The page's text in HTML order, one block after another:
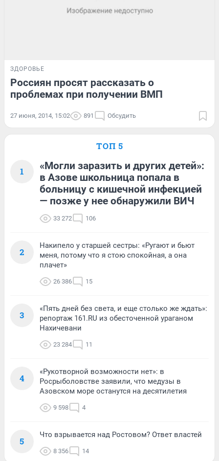
ЗДОРОВЬЕ
Россиян просят рассказать о
проблемах при получении ВМП
27 июня, 2014, 15:02 891 Обсудить
ТОП 5
1
«Могли заразить и других детей»:
в Азове школьница попала в
больницу с кишечной инфекцией
— позже у нее обнаружили ВИЧ
33 272 106
2
Накипело у старшей сестры: «Ругают и бьют
меня, потому что я стою спокойная, а она
плачет»
26 386 15
3
«Пять дней без света, и еще столько же ждать»:
репортаж 161.RU из обесточенной ураганом
Нахичевани
23 284 11
4
«Рукотворной возможности нет»: в
Росрыболовстве заявили, что медузы в
Азовском море останутся на десятилетия
9 598 4
5
Что взрывается над Ростовом? Ответ властей
8 356 14